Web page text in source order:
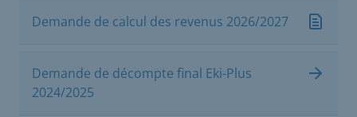
Demande de calcul des revenus 2026/2027
Demande de décompte final Eki-Plus
2024/2025